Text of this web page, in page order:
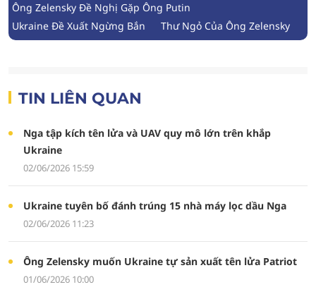
Ông Zelensky Đề Nghị Gặp Ông Putin
Ukraine Đề Xuất Ngừng Bắn
Thư Ngỏ Của Ông Zelensky
TIN LIÊN QUAN
Nga tập kích tên lửa và UAV quy mô lớn trên khắp
Ukraine
02/06/2026 15:59
Ukraine tuyên bố đánh trúng 15 nhà máy lọc dầu Nga
02/06/2026 11:23
Ông Zelensky muốn Ukraine tự sản xuất tên lửa Patriot
01/06/2026 10:00